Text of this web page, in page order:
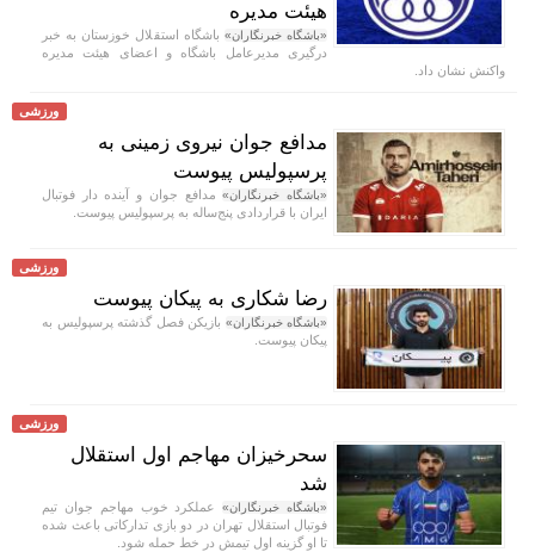
هیئت مدیره
«باشگاه خبرنگاران» باشگاه استقلال خوزستان به خبر
درگیری مدیرعامل باشگاه و اعضای هیئت مدیره
واکنش نشان داد.
ورزشی
مدافع جوان نیروی زمینی به
پرسپولیس پیوست
«باشگاه خبرنگاران»مدافع جوان و آینده دار فوتبال
ایران با قراردادی پنج‌ساله به پرسپولیس پیوست.
ورزشی
رضا شکاری به پیکان پیوست
«باشگاه خبرنگاران» بازیکن فصل گذشته پرسپولیس به
پیکان پیوست.
ورزشی
سحرخیزان مهاجم اول استقلال
شد
«باشگاه خبرنگاران»عملکرد خوب مهاجم جوان تیم
فوتبال استقلال تهران در دو بازی تدارکاتی باعث شده
تا او گزینه اول تیمش در خط حمله شود.